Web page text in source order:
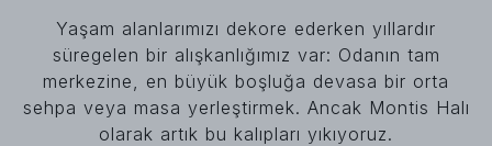
Yaşam alanlarımızı dekore ederken yıllardır
süregelen bir alışkanlığımız var: Odanın tam
merkezine, en büyük boşluğa devasa bir orta
sehpa veya masa yerleştirmek. Ancak Montis Halı
olarak artık bu kalıpları yıkıyoruz.